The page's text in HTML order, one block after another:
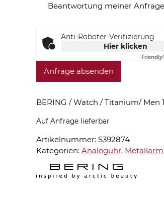
Beantwortung meiner
Anti-Roboter-Verifizierung
Hier klicken
Friendly
Anfrage absenden
BERING / Watch / Titanium/ Men
Auf Anfrage lieferbar
Artikelnummer: S392874
Kategorien: Analoguhr,